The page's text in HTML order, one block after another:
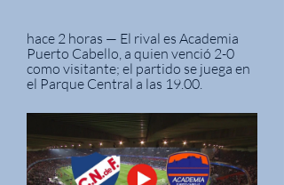
hace 2 horas — El rival es Academia
Puerto Cabello, a quien venció 2-0
como visitante; el partido se juega en
el Parque Central a las 19.00.